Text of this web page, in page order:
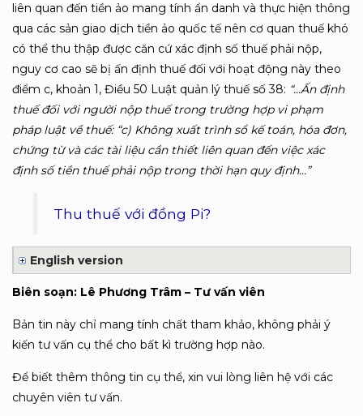
liên quan đến tiền ảo mang tính ẩn danh và thực hiện thông
qua các sản giao dịch tiền ảo quốc tế nên cơ quan thuế khó
có thể thu thập được căn cứ xác định số thuế phải nộp,
nguy cơ cao sẽ bị ấn định thuế đối với hoạt động này theo
điểm c, khoản 1, Điều 50 Luật quản lý thuế số 38: “…Ấn định
thuế đối với người nộp thuế trong trường hợp vi phạm
pháp luật về thuế: “c) Không xuất trình sổ kế toán, hóa đơn,
chứng từ và các tài liệu cần thiết liên quan đến việc xác
định số tiền thuế phải nộp trong thời hạn quy định…”
Thu thuế với đồng Pi?
English version
Biên soạn: Lê Phương Trâm – Tư vấn viên
Bản tin này chỉ mang tính chất tham khảo, không phải ý
kiến tư vấn cụ thể cho bất kì trường hợp nào.
Để biết thêm thông tin cụ thể, xin vui lòng liên hệ với các
chuyên viên tư vấn.